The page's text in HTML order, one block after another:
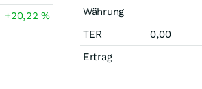
+20,22%
Währung
TER
0,00
Ertrag